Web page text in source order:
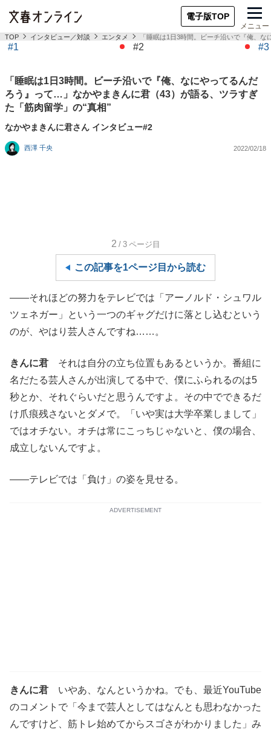
電子版TOP
メニュー
TOP インタビュー／対談 エンタメ 「睡眠は1日3時間。ビーチ沿いで『俺、
#1 #2 #3
「睡眠は1日3時間。ビーチ沿いで『俺、なにやってるんだ
ろう』って…」なかやまきんに君（43）が語る、ツラすぎ
た「筋肉留学」の“真相”
なかやまきんに君さん インタビュー#2
西澤 千央 2022/02/18
2 /3 ページ目
この記事を1ページ目から読む
――それほどの努力をテレビでは「アーノルド・シュワル
ツェネガー」という一つのギャグだけに落とし込むという
のが、やはり芸人さんですね……。
きんに君 それは自分の立ち位置もあるというか。番組に
名だたる芸人さんが出演してる中で、僕にふられるのは5
秒とか、それぐらいだと思うんですよ。その中でできるだ
け爪痕残さないとダメで。「いや実は大学卒業しまして」
ではオチない。オチは常にこっちじゃないと、僕の場合、
成立しないんですよ。
――テレビでは「負け」の姿を見せる。
ADVERTISEMENT
きんに君 いやあ、なんというかね。でも、最近YouTube
のコメントで「今まで芸人としてはなんとも思わなかった
んですけど、筋トレ始めてからスゴさがわかりました」み